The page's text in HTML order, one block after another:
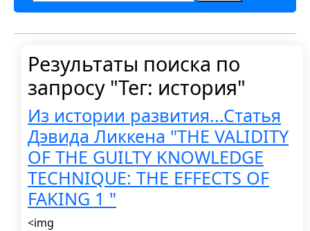
Результаты поиска по
запросу "Тег: история"
Из истории развития...Статья
Дэвида Ликкена "THE VALIDITY
OF THE GUILTY KNOWLEDGE
TECHNIQUE: THE EFFECTS OF
FAKING 1 "
<img